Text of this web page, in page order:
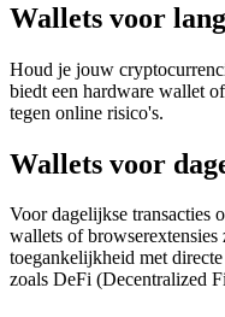
Wallets voor
Houd je jouw
biedt een hardware wallet
tegen online risico's.
Wallets voor
Voor dagelijkse transacties
wallets of
toegankelijkheid met
zoals DeFi (Decentralized